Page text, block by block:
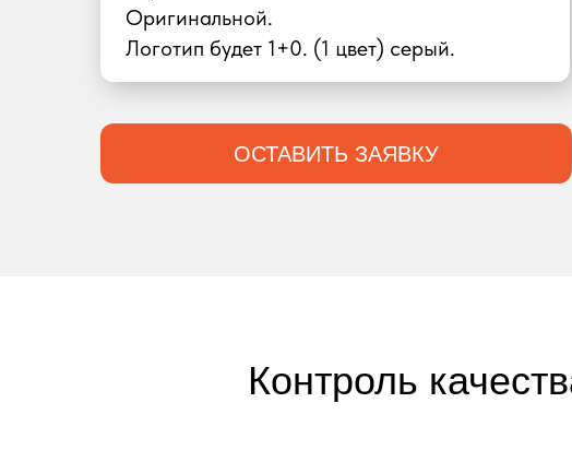
ОСТАВИТЬ ЗАЯВКУ
Оригинальной.
Логотип будет 1+0. (1 цвет) серый.
Контроль